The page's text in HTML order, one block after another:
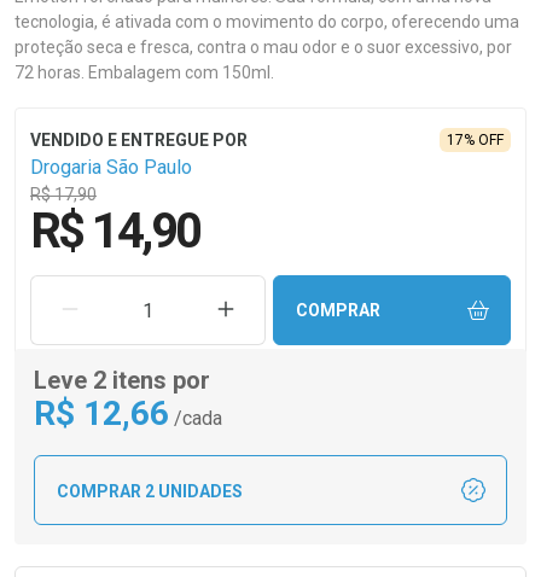
tecnologia, é ativada com o movimento do corpo, oferecendo uma
proteção seca e fresca, contra o mau odor e o suor excessivo, por
72 horas. Embalagem com 150ml.
Drogaria São Paulo
R$ 17,90
17% OFF
R$ 14,90
REMOVER UMA UNIDADEAUMENTAR UMA UNIDADE
COMPRAR
Leve 2 itens por
R$ 12,66 /cada
COMPRAR 2 UNIDADES